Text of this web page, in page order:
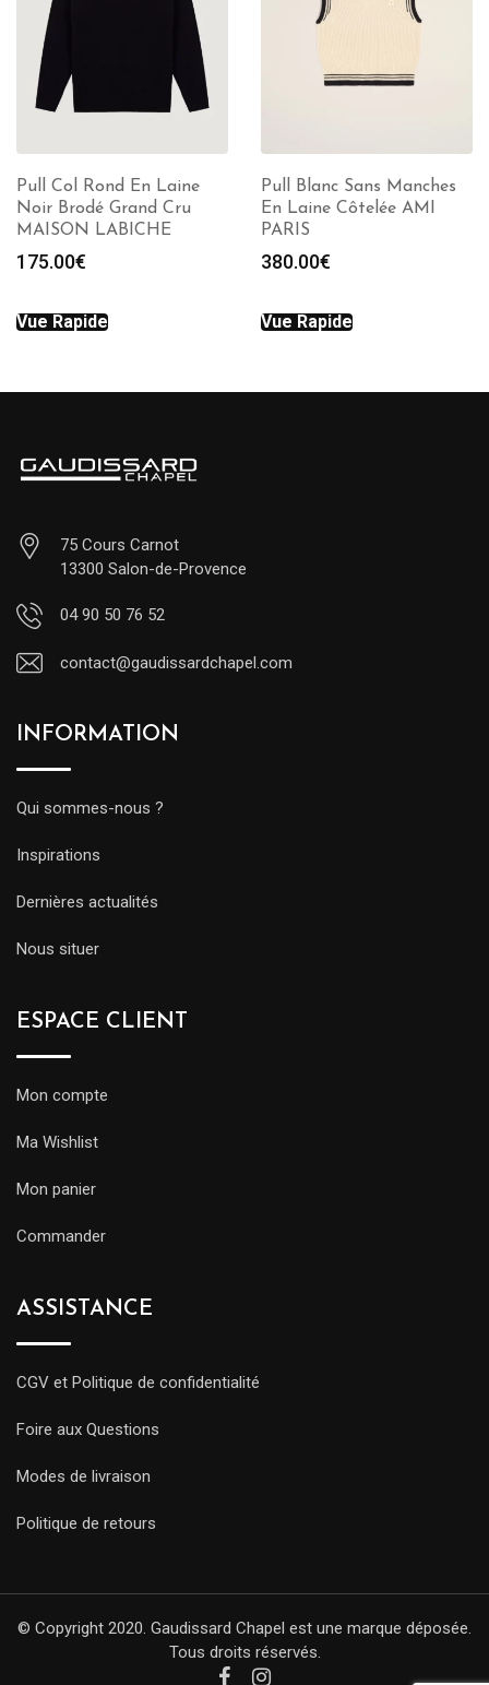
Pull Col Rond En Laine
Noir Brodé Grand Cru
MAISON LABICHE
175.00€
Vue Rapide
Pull Blanc Sans Manches
En Laine Côtelée AMI
PARIS
380.00€
Vue Rapide
75 Cours Carnot
13300 Salon-de-Provence
04 90 50 76 52
contact@gaudissardchapel.com
INFORMATION
Qui sommes-nous ?
Inspirations
Dernières actualités
Nous situer
ESPACE CLIENT
Mon compte
Ma Wishlist
Mon panier
Commander
ASSISTANCE
CGV et Politique de confidentialité
Foire aux Questions
Modes de livraison
Politique de retours
© Copyright 2020. Gaudissard Chapel est une marque déposée.
Tous droits réservés.